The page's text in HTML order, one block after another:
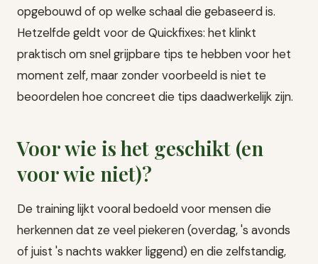
opgebouwd of op welke schaal die gebaseerd is.
Hetzelfde geldt voor de Quickfixes: het klinkt
praktisch om snel grijpbare tips te hebben voor het
moment zelf, maar zonder voorbeeld is niet te
beoordelen hoe concreet die tips daadwerkelijk zijn.
Voor wie is het geschikt (en
voor wie niet)?
De training lijkt vooral bedoeld voor mensen die
herkennen dat ze veel piekeren (overdag, 's avonds
of juist 's nachts wakker liggend) en die zelfstandig,